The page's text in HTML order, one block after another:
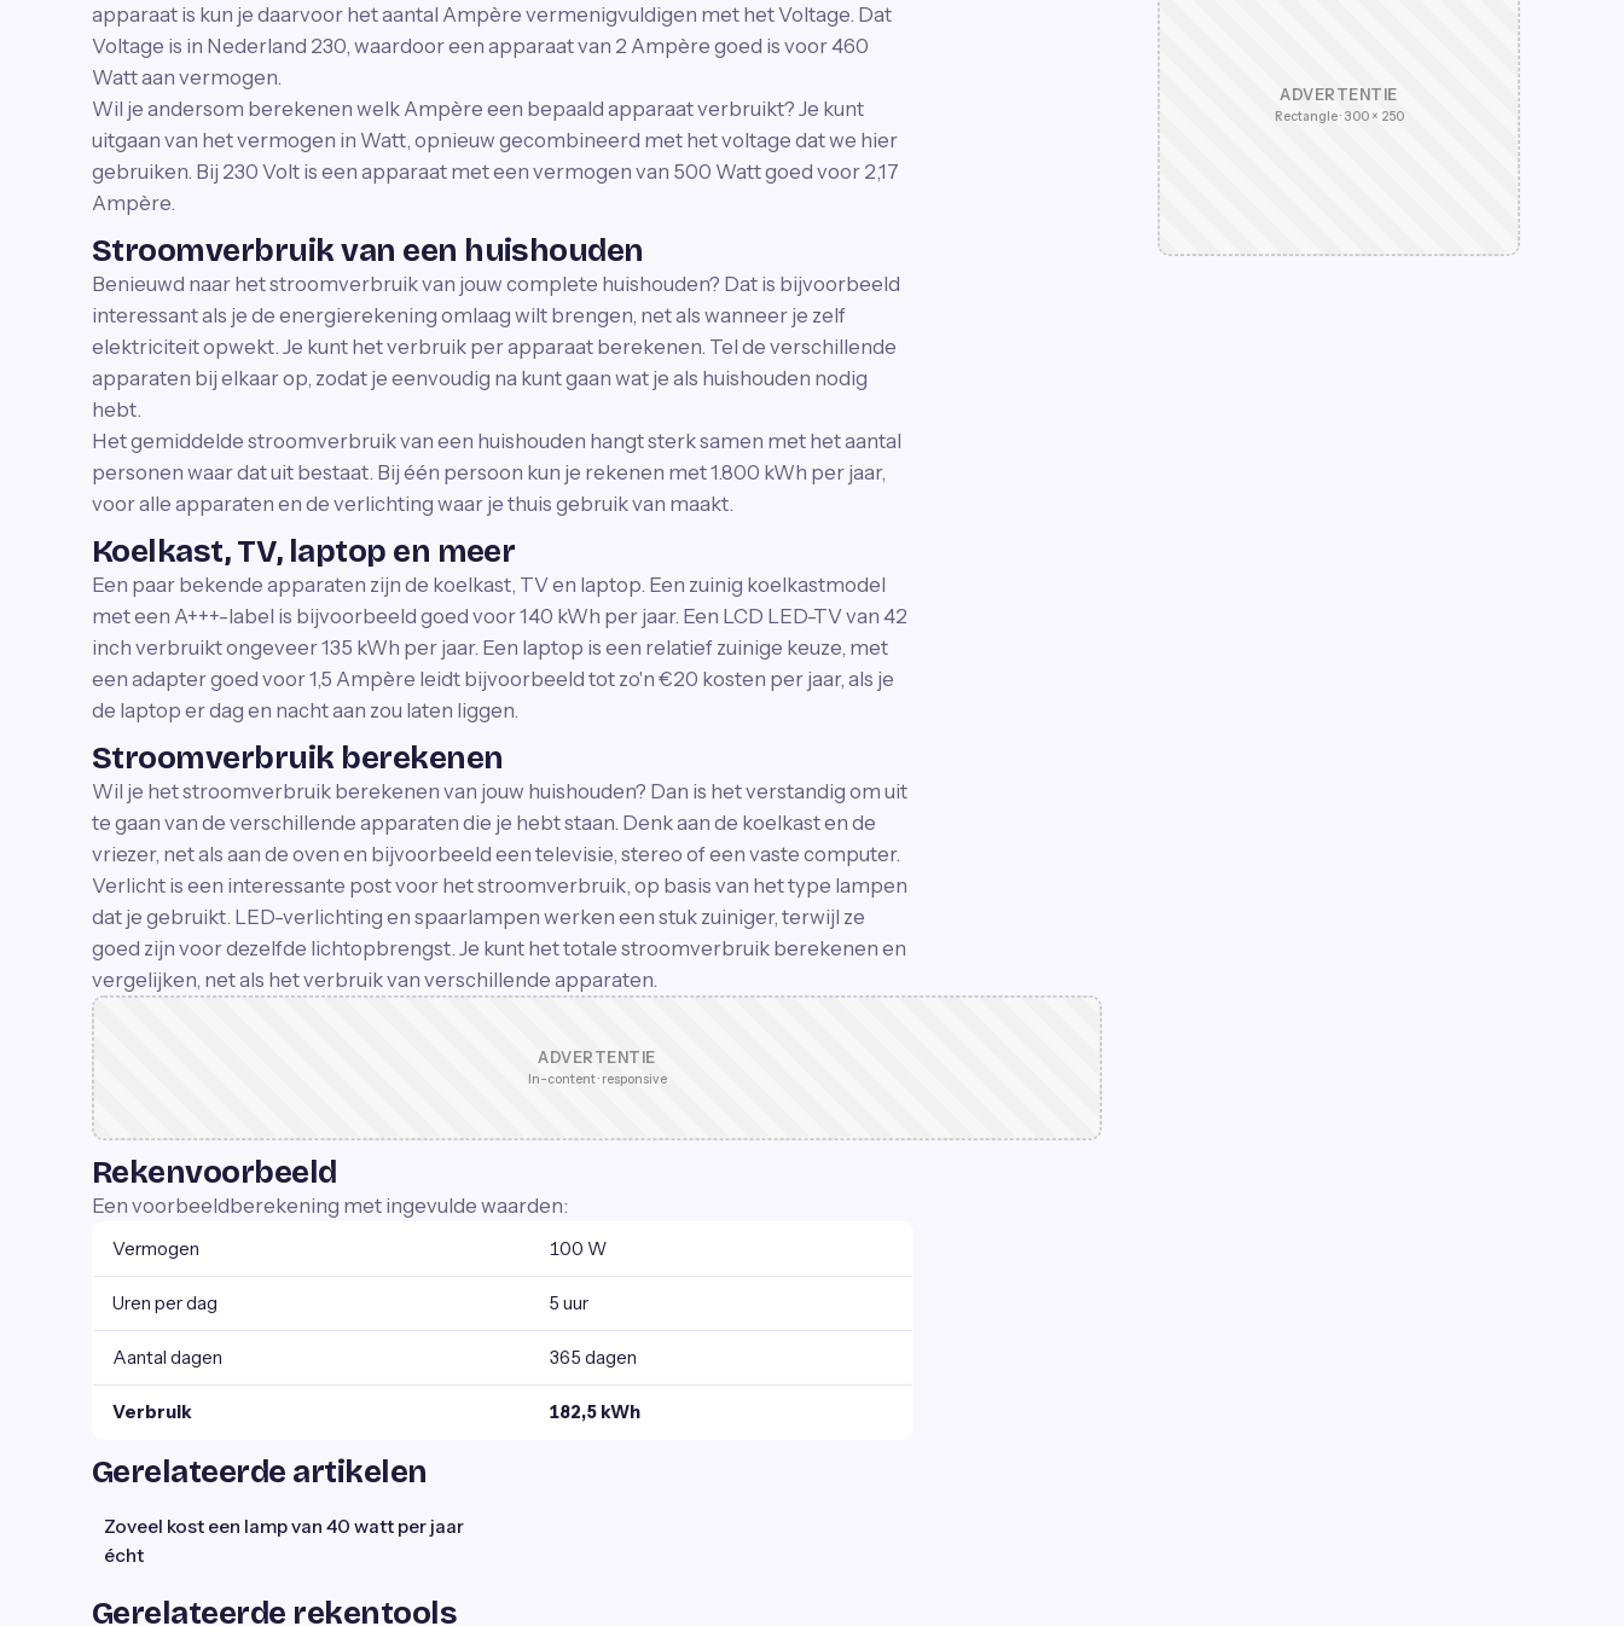
apparaat is kun je daarvoor het aantal Ampère vermenigvuldigen met het Voltage. Dat
Voltage is in Nederland 230, waardoor een apparaat van 2 Ampère goed is voor 460
Watt aan vermogen.
Wil je andersom berekenen welk Ampère een bepaald apparaat verbruikt? Je kunt
uitgaan van het vermogen in Watt, opnieuw gecombineerd met het voltage dat we hier
gebruiken. Bij 230 Volt is een apparaat met een vermogen van 500 Watt goed voor 2,17
Ampère.
Stroomverbruik van een huishouden
Benieuwd naar het stroomverbruik van jouw complete huishouden? Dat is bijvoorbeeld
interessant als je de energierekening omlaag wilt brengen, net als wanneer je zelf
elektriciteit opwekt. Je kunt het verbruik per apparaat berekenen. Tel de verschillende
apparaten bij elkaar op, zodat je eenvoudig na kunt gaan wat je als huishouden nodig
hebt.
Het gemiddelde stroomverbruik van een huishouden hangt sterk samen met het aantal
personen waar dat uit bestaat. Bij één persoon kun je rekenen met 1.800 kWh per jaar,
voor alle apparaten en de verlichting waar je thuis gebruik van maakt.
Koelkast, TV, laptop en meer
Een paar bekende apparaten zijn de koelkast, TV en laptop. Een zuinig koelkastmodel
met een A+++-label is bijvoorbeeld goed voor 140 kWh per jaar. Een LCD LED-TV van 42
inch verbruikt ongeveer 135 kWh per jaar. Een laptop is een relatief zuinige keuze, met
een adapter goed voor 1,5 Ampère leidt bijvoorbeeld tot zo'n €20 kosten per jaar, als je
de laptop er dag en nacht aan zou laten liggen.
Stroomverbruik berekenen
Wil je het stroomverbruik berekenen van jouw huishouden? Dan is het verstandig om uit
te gaan van de verschillende apparaten die je hebt staan. Denk aan de koelkast en de
vriezer, net als aan de oven en bijvoorbeeld een televisie, stereo of een vaste computer.
Verlicht is een interessante post voor het stroomverbruik, op basis van het type lampen
dat je gebruikt. LED-verlichting en spaarlampen werken een stuk zuiniger, terwijl ze
goed zijn voor dezelfde lichtopbrengst. Je kunt het totale stroomverbruik berekenen en
vergelijken, net als het verbruik van verschillende apparaten.
ADVERTENTIE
In-content · responsive
Rekenvoorbeeld
Een voorbeeldberekening met ingevulde waarden:
Vermogen 100 W
Uren per dag 5 uur
Aantal dagen 365 dagen
Verbruik 182,5 kWh
Gerelateerde artikelen
Zoveel kost een lamp van 40 watt per jaar
écht
Gerelateerde rekentools
ADVERTENTIE
Rectangle · 300 × 250